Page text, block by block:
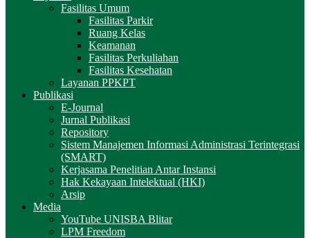
Fasilitas Umum
Fasilitas Parkir
Ruang Kelas
Keamanan
Fasilitas Perkuliahan
Fasilitas Kesehatan
Layanan PPKPT
Publikasi
E-Journal
Jurnal Publikasi
Repository
Sistem Manajemen Informasi Administrasi Terintegrasi
(SMART)
Kerjasama Penelitian Antar Instansi
Hak Kekayaan Intelektual (HKI)
Arsip
Media
YouTube UNISBA Blitar
LPM Freedom